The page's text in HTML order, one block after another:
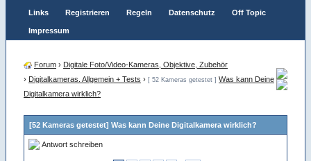
Links Registrieren Regeln Datenschutz Off Topic
Impressum
Forum › Digitale Foto/Video-Kameras, Objektive, Zubehör
› Digitalkameras. Allgemein + Tests › [ 52 Kameras getestet ] Was kann Deine
Digitalkamera wirklich?
[52 Kameras getestet] Was kann Deine Digitalkamera wirklich?
Antwort schreiben